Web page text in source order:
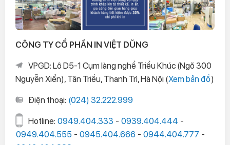
CÔNG TY CỔ PHẦN IN VIỆT DŨNG
VPGD: Lô D5-1 Cụm làng nghề Triều Khúc (Ngõ 300
Nguyễn Xiển), Tân Triều, Thanh Trì, Hà Nội (Xem bản đồ)
Điện thoại: (024) 32.222.999
Hotline: 0949.404.333 - 0939.404.444 -
0949.404.555 - 0945.404.666 - 0944.404.777 -